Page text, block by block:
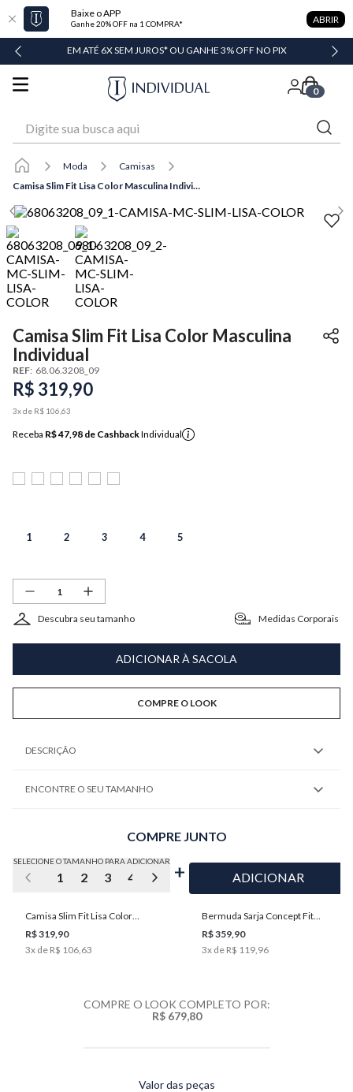
Baixe o APP
Ganhe 20% OFF na 1 COMPRA* ABRIR
3% OFF NO PIX GANHE 20% OFF* NA 1ª COMPRA
0
Moda
Camisas
Camisa Slim Fit Lisa Color Masculina Individual
Camisa Slim Fit Lisa Color Masculina
Individual
REF: 68.06.3208_09
R$ 319,90
3x de R$ 106 63
Receba R$ 47,98 de CashbackIndividual
1 2 3 4 5
Descubra seu tamanho Medidas Corporais
ADICIONAR À SACOLA
COMPRE O LOOK
DESCRIÇÃO
ENCONTRE O SEU TAMANHO
COMPRE JUNTO
SELECIONE O TAMANHO PARA ADICIONAR
1 2 3 4 5
Camisa Slim Fit Lisa Color
Masculina Individual
R$ 319,90
3x de R$ 106,63
ADICIONAR
Bermuda Sarja Concept Fit
Masculina Individual
R$ 359,90
3x de R$ 119,96
COMPRE O LOOK COMPLETO POR:
R$ 679,80
Valor das peças